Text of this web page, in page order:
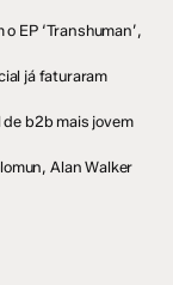
EP ‘Transhuman’,
já faturaram
de b2b mais jovem
Alan Walker